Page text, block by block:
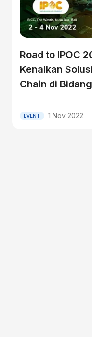
Road to IPOC
Kenalkan
Chain di
EVENT 1 Nov 2022